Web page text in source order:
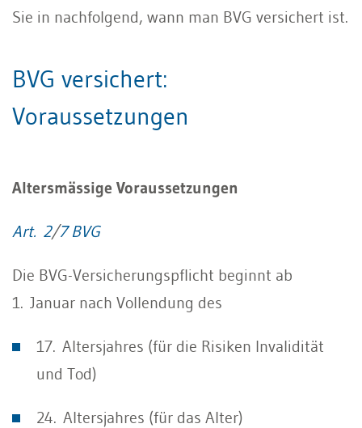
Sie in nachfolgend, wann man BVG versichert ist.
BVG versichert:
Voraussetzungen
Altersmässige Voraussetzungen
Art. 2/7 BVG
Die BVG-Versicherungspflicht beginnt ab
1. Januar nach Vollendung des
17. Altersjahres (für die Risiken Invalidität
und Tod)
24. Altersjahres (für das Alter)